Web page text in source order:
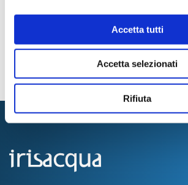
Accetta tutti
Accetta selezionati
Rifiuta